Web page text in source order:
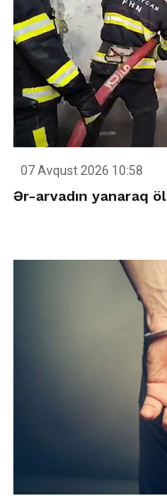
07 Avqust 2026 10:58
Ər-arvadın yanaraq